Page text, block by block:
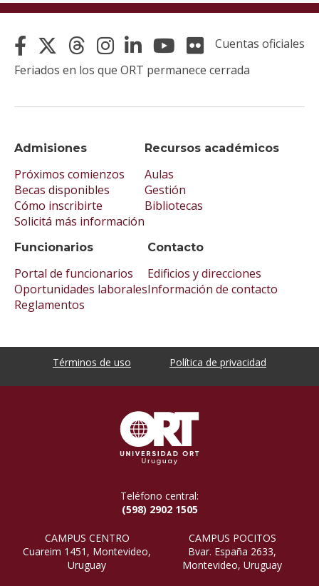
Admisiones
Próximos comienzos
Becas disponibles
Cómo inscribirte
Solicitá más información
Recursos académicos
Aulas
Gestión
Bibliotecas
Funcionarios
Portal de funcionarios
Oportunidades laborales
Reglamentos
Contacto
Edificios y direcciones
Información de contacto
Cuentas oficiales
Feriados en los que ORT permanece cerrada
Términos de uso Política de privacidad
Teléfono central:
(598) 2902 1505
CAMPUS CENTRO
Cuareim 1451, Montevideo,
Uruguay
CAMPUS POCITOS
Bvar. España 2633,
Montevideo, Uruguay